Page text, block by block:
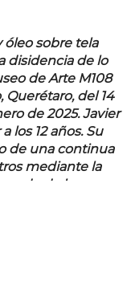
óleo sobre tela
disidencia de lo
de Arte M108
Querétaro, del 14
de 2025. Javier
los 12 años. Su
de una continua
mediante la
de la
en Artes
como el